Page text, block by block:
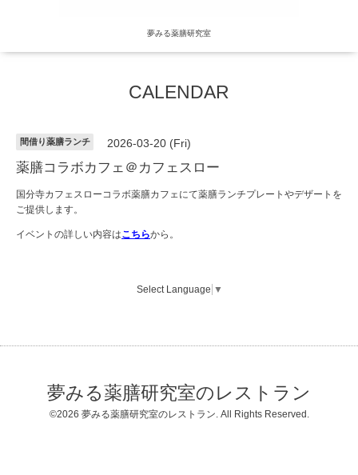
夢みる薬膳研究室
CALENDAR
間借り薬膳ランチ 2026-03-20 (Fri)
薬膳コラボカフェ＠カフェスロー
国分寺カフェスローコラボ薬膳カフェにて薬膳ランチプレートやデザートを
ご提供します。
イベントの詳しい内容はこちらから。
Select Language ▼
夢みる薬膳研究室のレストラン
©2026 夢みる薬膳研究室のレストラン. All Rights Reserved.